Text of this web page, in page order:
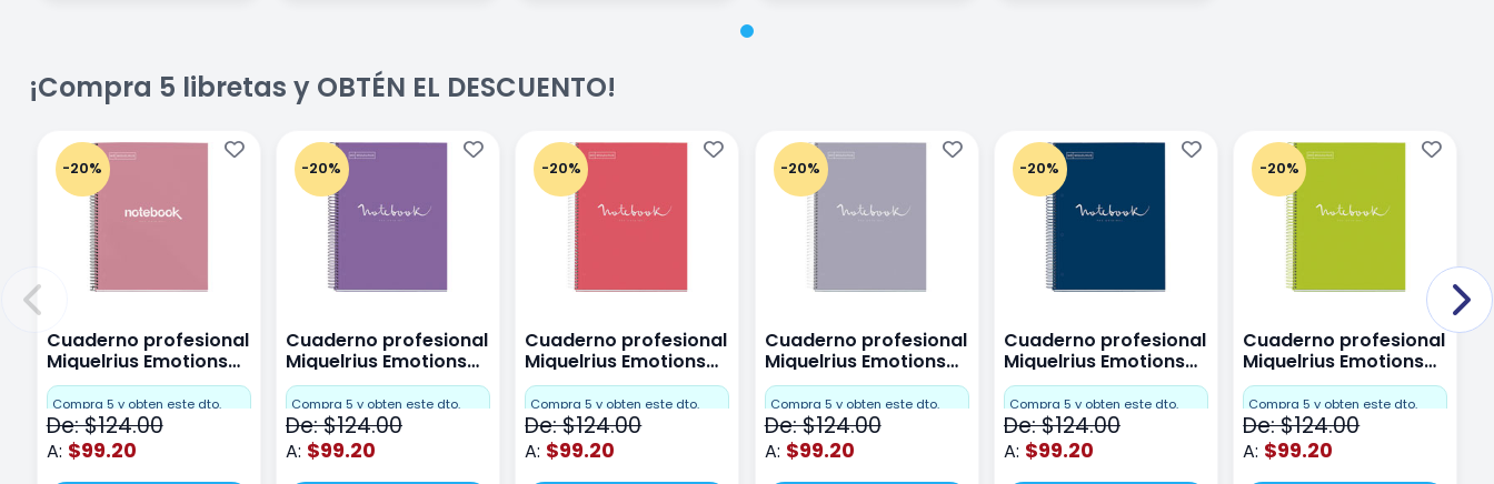
¡Compra 5 libretas y OBTÉN EL DESCUENTO!
-20%
Cuaderno profesional
Miquelrius Emotions
Cuadro Chico 80
hojas Rosa
Compra 5 y obten este dto.
De: $124.00
A: $99.20
-20%
Cuaderno profesional
Miquelrius Emotions
raya 80 hojas Purpura
Compra 5 y obten este dto.
De: $124.00
A: $99.20
-20%
Cuaderno profesional
Miquelrius Emotions
raya 80 hojas Coral
Compra 5 y obten este dto.
De: $124.00
A: $99.20
-20%
Cuaderno profesional
Miquelrius Emotions
raya 80 hojas Gris
Compra 5 y obten este dto.
De: $124.00
A: $99.20
-20%
Cuaderno profesional
Miquelrius Emotions
Dots 80 hojas
Compra 5 y obten este dto.
De: $124.00
A: $99.20
-20%
Cuaderno profesional
Miquelrius Emotions
Dots 80 hojas Lima
Compra 5 y obten este dto.
De: $124.00
A: $99.20